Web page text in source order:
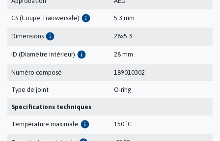
CS (Coupe Transversale) info 5.3 mm
Dimensions info 28x5.3
ID (Diamètre intérieur) info 28 mm
Numéro composé 189010302
Type de joint O-ring
Spécifications techniques
Température maximale info 150 ºC